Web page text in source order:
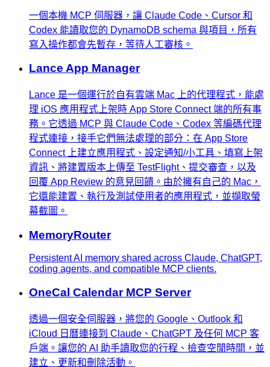
一個本機 MCP 伺服器，讓 Claude Code、Cursor 和
Codex 能讀取您的 DynamoDB schema 與項目，所有
寫入操作都會先暫存，等待人工審核。
Lance App Manager
Lance 是一個運行於自有雲端 Mac 上的代理程式，能處
理 iOS 應用程式上架時 App Store Connect 端的所有事
務。它透過 MCP 與 Claude Code、Codex 等編碼代理
程式連接，接手它們無法處理的部分：在 App Store
Connect 上建立應用程式、設定通知/小工具、填寫上架
資訊、將建置版本上傳至 TestFlight、提交審查，以及
回覆 App Review 的意見回饋。由於擁有自己的 Mac，
它還能建置、執行及測試使用者的應用程式，並擷取螢
幕截圖。
MemoryRouter
Persistent AI memory shared across Claude, ChatGPT,
coding agents, and compatible MCP clients.
OneCal Calendar MCP Server
透過一個安全伺服器，將您的 Google、Outlook 和
iCloud 日曆連接到 Claude、ChatGPT 及任何 MCP 客
戶端。讓您的 AI 助手讀取您的行程、檢查空閒時間，並
建立、更新和刪除活動。